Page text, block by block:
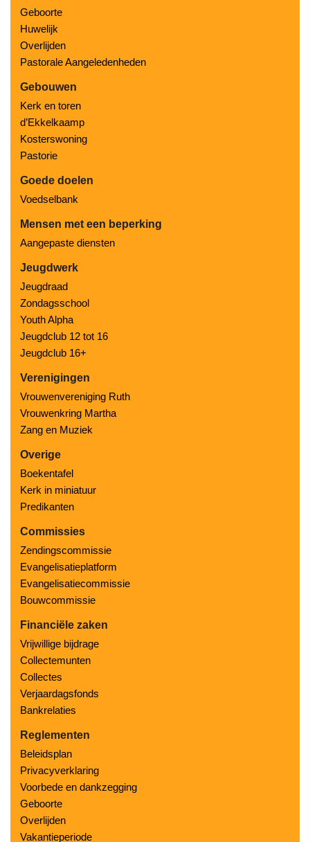
Geboorte
Huwelijk
Overlijden
Pastorale Aangeledenheden
Gebouwen
Kerk en toren
d’Ekkelkaamp
Kosterswoning
Pastorie
Goede doelen
Voedselbank
Mensen met een beperking
Aangepaste diensten
Jeugdwerk
Jeugdraad
Zondagsschool
Youth Alpha
Jeugdclub 12 tot 16
Jeugdclub 16+
Verenigingen
Vrouwenvereniging Ruth
Vrouwenkring Martha
Zang en Muziek
Overige
Boekentafel
Kerk in miniatuur
Predikanten
Commissies
Zendingscommissie
Evangelisatieplatform
Evangelisatiecommissie
Bouwcommissie
Financiële zaken
Vrijwillige bijdrage
Collectemunten
Collectes
Verjaardagsfonds
Bankrelaties
Reglementen
Beleidsplan
Privacyverklaring
Voorbede en dankzegging
Geboorte
Overlijden
Vakantieperiode